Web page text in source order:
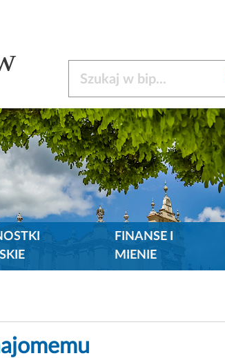
FINANSE I
MIENIE